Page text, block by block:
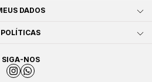
DADOS
POLÍTICAS
SIGA-NOS